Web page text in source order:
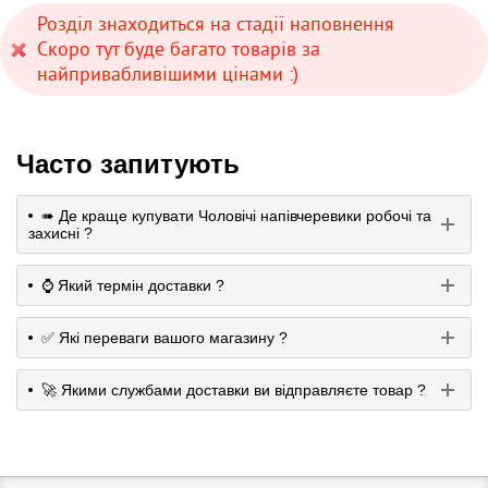
Розділ знаходиться на стадії наповнення
Скоро тут буде багато товарів за
найпривабливішими цінами :)
Часто запитують
➠ Де краще купувати Чоловічі напівчеревики робочі та
захисні ?
⌚️ Який термін доставки ?
✅ Які переваги вашого магазину ?
🚀 Якими службами доставки ви відправляєте товар ?